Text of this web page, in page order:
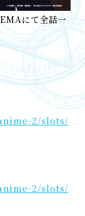
にて全話一
2/slots/
2/slots/